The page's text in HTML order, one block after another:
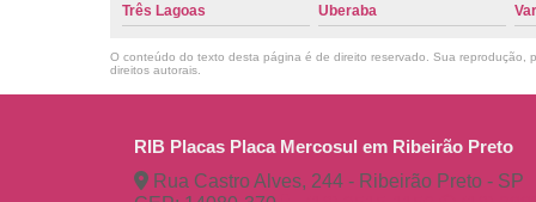
Três Lagoas Uberaba
O conteúdo do texto desta página é de direito reservado. Sua reprodução,
direitos autorais
RIB Placas Placa Mercosul em Ribeirão Preto
Rua Castro Alves, 244 - Ribeirão Preto - SP